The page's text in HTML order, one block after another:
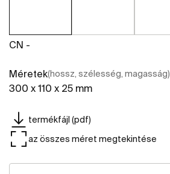
CN -
Méretek(hossz, szélesség, magasság)
300 x 110 x 25 mm
termékfájl (pdf)
az összes méret megtekintése